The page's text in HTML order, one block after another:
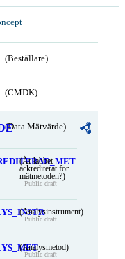
(Beställare)
(CMDK)
(Data Mätvärde)
(Är labbet
ackrediterat för
mätmetoden?)
Public draft
(Analysinstrument)
Public draft
(Analysmetod)
Public draft